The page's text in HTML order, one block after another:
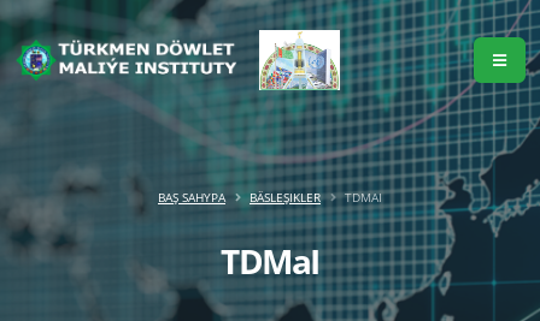
TDMaI
BAŞ SAHYPA BÄSLEŞIKLER TDMAI